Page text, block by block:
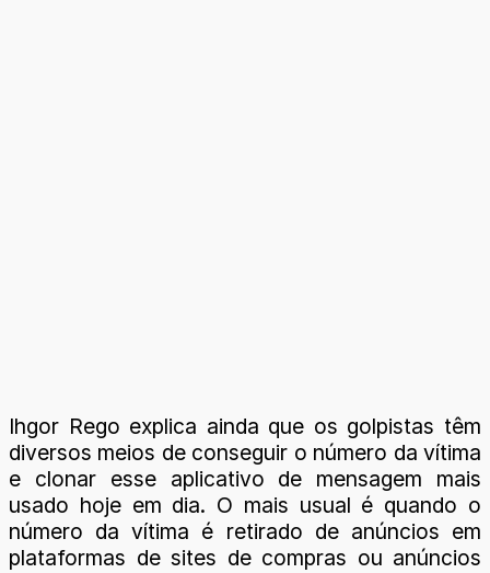
Ihgor Rego explica ainda que os golpistas têm
diversos meios de conseguir o número da vítima
e clonar esse aplicativo de mensagem mais
usado hoje em dia. O mais usual é quando o
número da vítima é retirado de anúncios em
plataformas de sites de compras ou anúncios